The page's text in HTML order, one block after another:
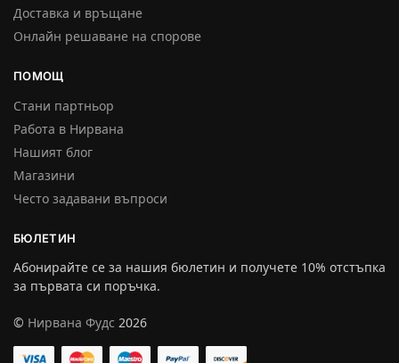
Доставка и връщане
Онлайн решаване на спорове
ПОМОЩ
Стани партньор
Работа в Нирвана
Нашият блог
Магазини
Често задавани въпроси
БЮЛЕТИН
Абонирайте се за нашия бюлетин и получете 10% отстъпка
за първата си поръчка.
© Нирвана Фудс 2026